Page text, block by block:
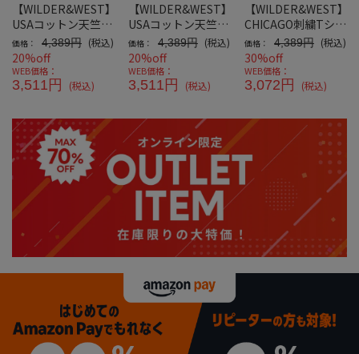
【WILDER&WEST】
USAコットン天竺ア
メリカンライドTシ
ャツBR
価格： 4,389円 (税込)
20%off
WEB価格：
3,511円 (税込)
【WILDER&WEST】
USAコットン天竺ア
メリカンライドTシ
ャツCH
価格： 4,389円 (税込)
20%off
WEB価格：
3,511円 (税込)
【WILDER&WEST】
CHICAGO刺繍Tシャ
ツ
価格： 4,389円 (税込)
30%off
WEB価格：
3,072円 (税込)